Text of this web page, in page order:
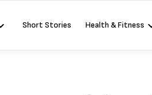
Short Stories Health & Fitness